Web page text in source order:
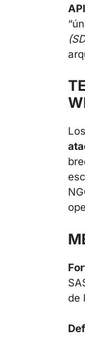
de